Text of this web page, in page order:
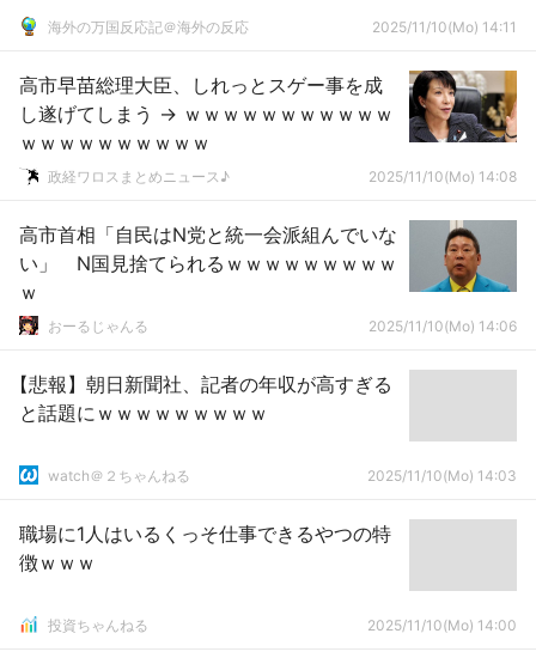
海外の万国反応記＠海外の反応 2025/11/10(Mo) 14:11
高市早苗総理大臣、しれっとスゲー事を成
し遂げてしまう → ｗｗｗｗｗｗｗｗｗｗｗ
ｗｗｗｗｗｗｗｗｗｗ
政経ワロスまとめニュース♪ 2025/11/10(Mo) 14:08
高市首相「自民はN党と統一会派組んでいな
い」 N国見捨てられるｗｗｗｗｗｗｗｗｗ
ｗ
おーるじゃんる 2025/11/10(Mo) 14:06
【悲報】朝日新聞社、記者の年収が高すぎる
と話題にｗｗｗｗｗｗｗｗｗ
watch＠２ちゃんねる 2025/11/10(Mo) 14:03
職場に1人はいるくっそ仕事できるやつの特
徴ｗｗｗ
投資ちゃんねる 2025/11/10(Mo) 14:00